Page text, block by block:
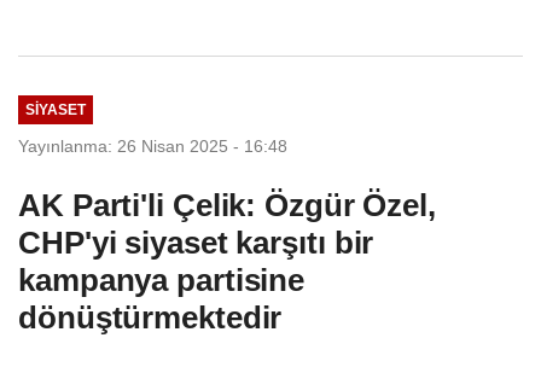
SIYASET
Yayınlanma: 26 Nisan 2025 - 16:48
AK Parti'li Çelik: Özgür Özel,
CHP'yi siyaset karşıtı bir
kampanya partisine
dönüştürmektedir